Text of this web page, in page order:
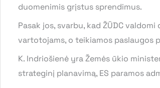
duomenimis grįstus sprendimus.
Pasak jos, svarbu, kad ŽŪDC
vartotojams, o teikiamos paslaugos
K. Indriošienė yra Žemės ūkio
strateginį planavimą, ES paramos